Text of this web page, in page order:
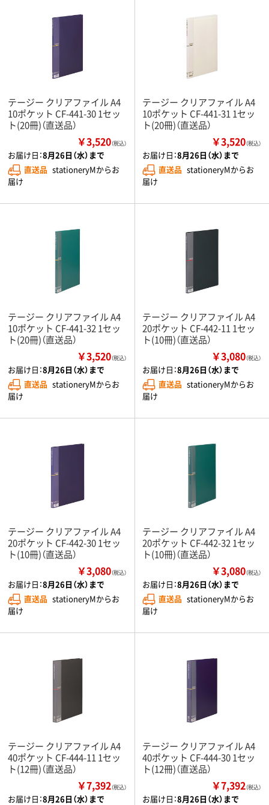
テージー クリアファイル A4
10ポケット CF-441-30 1セッ
ト(20冊)（直送品）
￥3,520（税込）
お届け日：8月26日（水）まで
直送品 stationeryMからお
届け
テージー クリアファイル A4
10ポケット CF-441-31 1セッ
ト(20冊)（直送品）
￥3,520（税込）
お届け日：8月26日（水）まで
直送品 stationeryMからお
届け
テージー クリアファイル A4
10ポケット CF-441-32 1セッ
ト(20冊)（直送品）
￥3,520（税込）
お届け日：8月26日（水）まで
直送品 stationeryMからお
届け
テージー クリアファイル A4
20ポケット CF-442-11 1セッ
ト(10冊)（直送品）
￥3,080（税込）
お届け日：8月26日（水）まで
直送品 stationeryMからお
届け
テージー クリアファイル A4
20ポケット CF-442-30 1セッ
ト(10冊)（直送品）
￥3,080（税込）
お届け日：8月26日（水）まで
直送品 stationeryMからお
届け
テージー クリアファイル A4
20ポケット CF-442-32 1セッ
ト(10冊)（直送品）
￥3,080（税込）
お届け日：8月26日（水）まで
直送品 stationeryMからお
届け
テージー クリアファイル A4
40ポケット CF-444-11 1セッ
ト(12冊)（直送品）
￥7,392（税込）
お届け日：8月26日（水）まで
テージー クリアファイル A4
40ポケット CF-444-30 1セッ
ト(12冊)（直送品）
￥7,392（税込）
お届け日：8月26日（水）まで